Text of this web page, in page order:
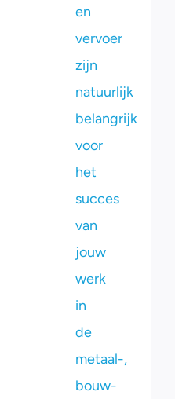
en
vervoer
zijn
natuurlijk
belangrijk
voor
het
succes
van
jouw
werk
in
de
metaal-,
bouw-